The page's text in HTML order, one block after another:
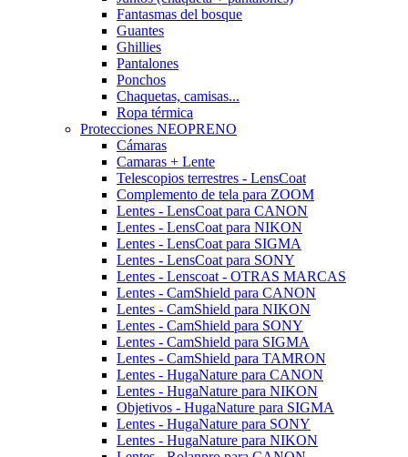
Fantasmas del bosque
Guantes
Ghillies
Pantalones
Ponchos
Chaquetas, camisas...
Ropa térmica
Protecciones NEOPRENO
Cámaras
Camaras + Lente
Telescopios terrestres - LensCoat
Complemento de tela para ZOOM
Lentes - LensCoat para CANON
Lentes - LensCoat para NIKON
Lentes - LensCoat para SIGMA
Lentes - LensCoat para SONY
Lentes - Lenscoat - OTRAS MARCAS
Lentes - CamShield para CANON
Lentes - CamShield para NIKON
Lentes - CamShield para SONY
Lentes - CamShield para SIGMA
Lentes - CamShield para TAMRON
Lentes - HugaNature para CANON
Lentes - HugaNature para NIKON
Objetivos - HugaNature para SIGMA
Lentes - HugaNature para SONY
Lentes - HugaNature para NIKON